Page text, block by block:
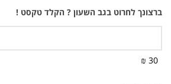
ברצונך לחרוט בגב השעון ? הקלד טקסט !
30 ₪